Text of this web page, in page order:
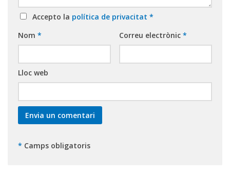
Accepto la política de privacitat *
Nom * Correu electrònic *
Lloc web
* Camps obligatoris